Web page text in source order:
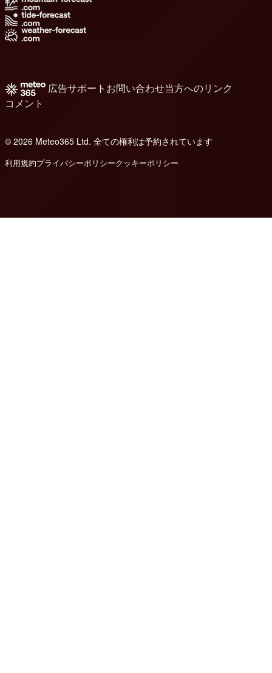
広告サポート お問い合わせ当方へのリンク
コメント
© 2026 Meteo365 Ltd. 全ての権利は予約されています
利用規約プライバシーポリシークッキーポリシー